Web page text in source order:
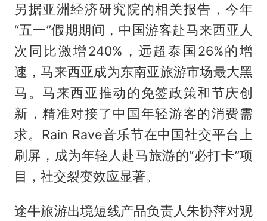
另据亚洲经济研究院的相关报告，今年
“五一”假期期间，中国游客赴马来西亚人
次同比激增240%，远超泰国26%的增
速，马来西亚成为东南亚旅游市场最大黑
马。马来西亚推动的免签政策和节庆创
新，精准对接了中国年轻游客的消费需
求。Rain Rave音乐节在中国社交平台上
刷屏，成为年轻人赴马旅游的“必打卡”项
目，社交裂变效应显著。
途牛旅游出境短线产品负责人朱协萍对观